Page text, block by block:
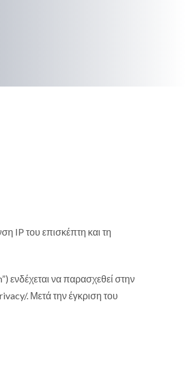
IP του επισκέπτη και τη
να παρασχεθεί στην
. Μετά την έγκριση του